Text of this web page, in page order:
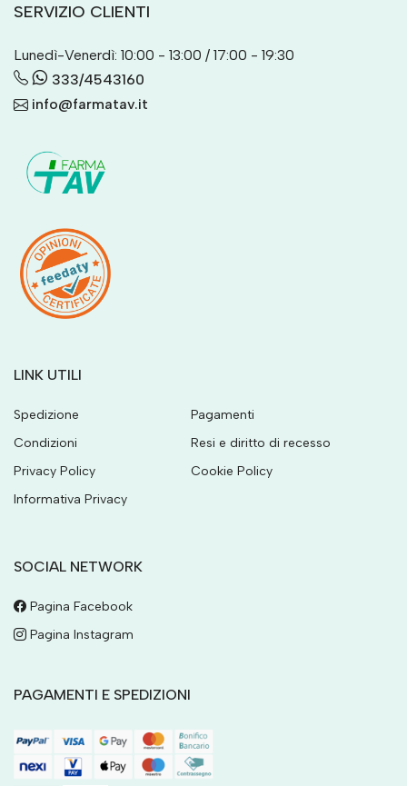
SERVIZIO CLIENTI
Lunedì-Venerdì: 10:00 - 13:00 / 17:00 - 19:30
333/4543160
info@farmatav.it
LINK UTILI
Spedizione
Pagamenti
Condizioni
Resi e diritto di recesso
Privacy Policy
Cookie Policy
Informativa Privacy
SOCIAL NETWORK
Pagina Facebook
Pagina Instagram
PAGAMENTI E SPEDIZIONI